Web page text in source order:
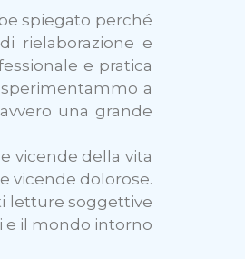
spiegato perché
rielaborazione e
e pratica
a
una grande
vicende della vita
vicende dolorose.
letture soggettive
e il mondo intorno